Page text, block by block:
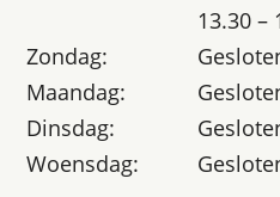
Zondag:
Maandag:
Dinsdag:
Woensdag:
13.30 –